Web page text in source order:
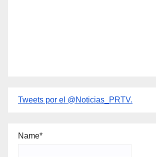
Tweets por el @Noticias_PRTV.
Name*